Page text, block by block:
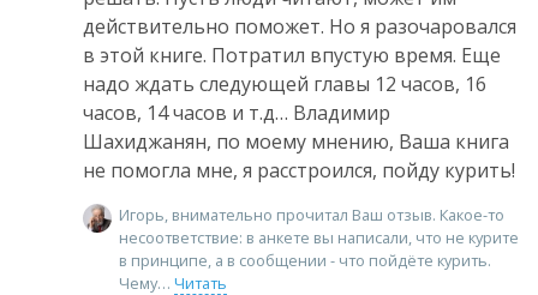
действительно поможет. Но я разочаровался
в этой книге. Потратил впустую время. Еще
надо ждать следующей главы 12 часов, 16
часов, 14 часов и т.д… Владимир
Шахиджанян, по моему мнению, Ваша книга
не помогла мне, я расстроился, пойду курить!
Игорь, внимательно прочитал Ваш отзыв. Какое-то
несоответствие: в анкете вы написали, что не курите
в принципе, а в сообщении - что пойдёте курить.
Чему
Читать